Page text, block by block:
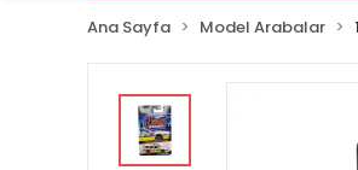
Ana Sayfa Model Arabalar